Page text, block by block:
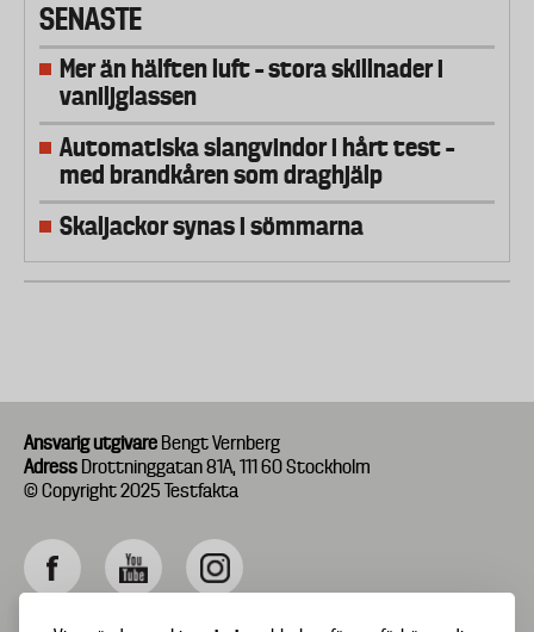
SENASTE
Mer än hälften luft – stora skillnader i
vaniljglassen
Automatiska slangvindor i hårt test –
med brandkåren som draghjälp
Skaljackor synas i sömmarna
Ansvarig utgivare Bengt Vernberg
Adress Drottninggatan 81A, 111 60 Stockholm
© Copyright 2025 Testfakta